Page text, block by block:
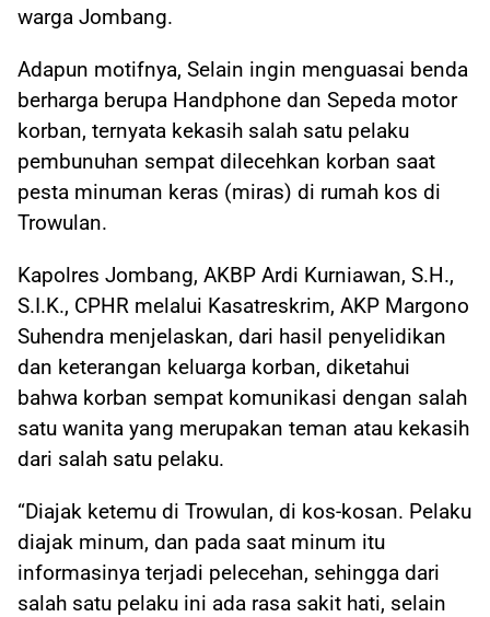
warga Jombang.
Adapun motifnya, Selain ingin menguasai benda
berharga berupa Handphone dan Sepeda motor
korban, ternyata kekasih salah satu pelaku
pembunuhan sempat dilecehkan korban saat
pesta minuman keras (miras) di rumah kos di
Trowulan.
Kapolres Jombang, AKBP Ardi Kurniawan, S.H.,
S.I.K., CPHR melalui Kasatreskrim, AKP Margono
Suhendra menjelaskan, dari hasil penyelidikan
dan keterangan keluarga korban, diketahui
bahwa korban sempat komunikasi dengan salah
satu wanita yang merupakan teman atau kekasih
dari salah satu pelaku.
“Diajak ketemu di Trowulan, di kos-kosan. Pelaku
diajak minum, dan pada saat minum itu
informasinya terjadi pelecehan, sehingga dari
salah satu pelaku ini ada rasa sakit hati, selain